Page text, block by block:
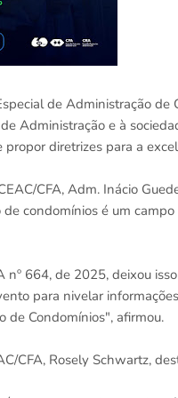
de Administração
Administração e à
diretrizes para a
CFA, Adm. Inácio
condomínios é um
nº 664, de 2025, deixou
para nivelar
de Condomínios", afirmou.
CFA, Rosely Schwartz,